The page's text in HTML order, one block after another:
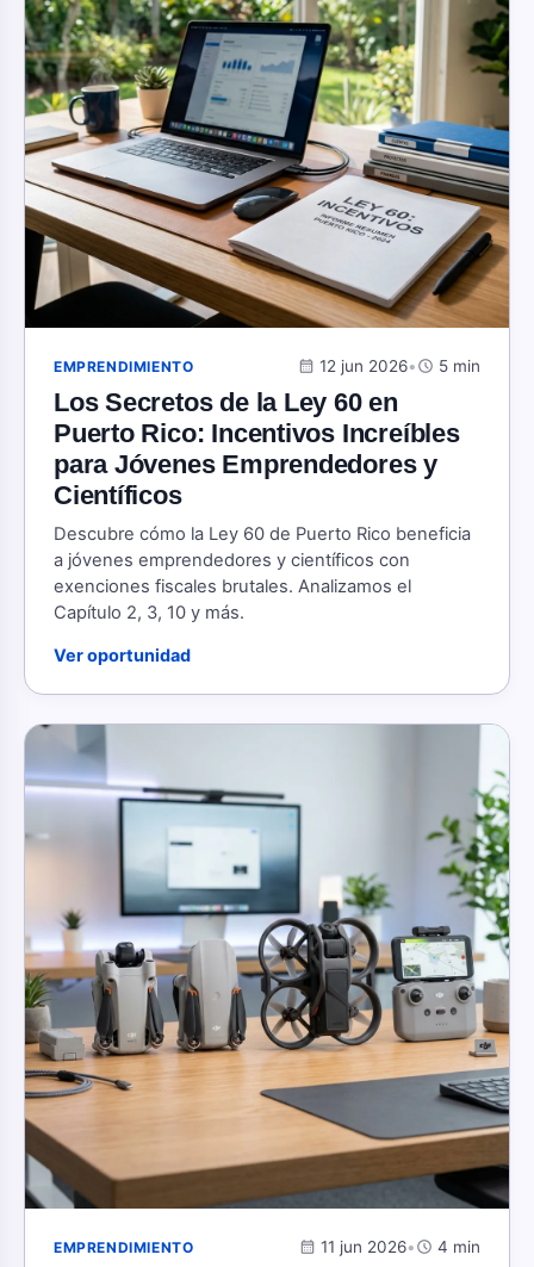
EMPRENDIMIENTO calendar_month 12 jun 2026•schedule 5 min
Los Secretos de la Ley 60 en
Puerto Rico: Incentivos Increíbles
para Jóvenes Emprendedores y
Científicos
Descubre cómo la Ley 60 de Puerto Rico beneficia
a jóvenes emprendedores y científicos con
exenciones fiscales brutales. Analizamos el
Capítulo 2, 3, 10 y más.
Ver oportunidad
EMPRENDIMIENTO calendar_month 11 jun 2026•schedule 4 min